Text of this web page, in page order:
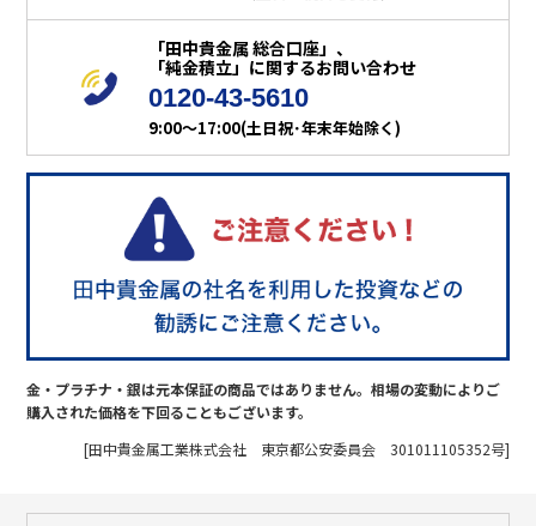
「田中貴金属 総合口座」、
「純金積立」に関するお問い合わせ
0120-43-5610
9:00～17:00(土日祝･年末年始除く)
金・プラチナ・銀は元本保証の商品ではありません。相場の変動によりご
購入された価格を下回ることもございます。
[田中貴金属工業株式会社 東京都公安委員会 301011105352号]